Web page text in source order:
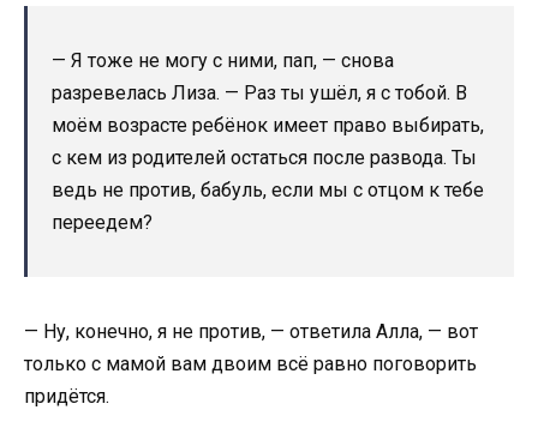
— Я тоже не могу с ними, пап, — снова
разревелась Лиза. — Раз ты ушёл, я с тобой. В
моём возрасте ребёнок имеет право выбирать,
с кем из родителей остаться после развода. Ты
ведь не против, бабуль, если мы с отцом к тебе
переедем?
— Ну, конечно, я не против, — ответила Алла, — вот
только с мамой вам двоим всё равно поговорить
придётся.